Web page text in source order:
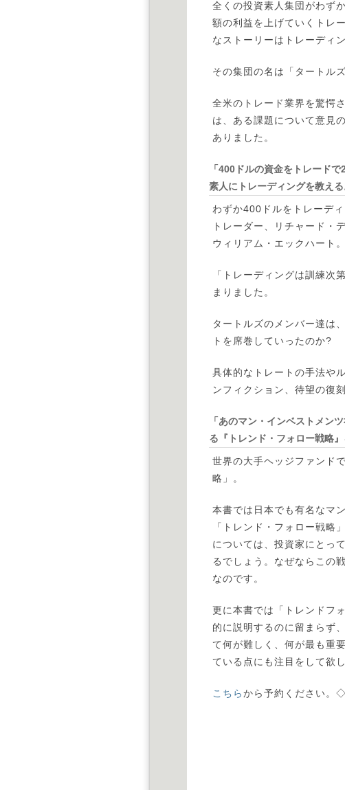
全くの投資素人集団がわず
額の利益を上げていくトレ
なストーリーはトレーディ
その集団の名は「タートルズ
全米のトレード業界を驚愕
は、ある課題について意見
ありました。
「400ドルの資金をトレード
素人にトレーディングを教える
わずか400ドルをトレーデ
トレーダー、リチャード・
ウィリアム・エックハート。
「トレーディングは訓練次
まりました。
タートルズのメンバー達は
トを席巻していったのか?
具体的なトレートの手法や
ンフィクション、待望の復刻
「あのマン・インベストメン
る『トレンド・フォロー戦略』
世界の大手ヘッジファンド
略」。
本書では日本でも有名なマ
「トレンド・フォロー戦略
については、投資家にとっ
るでしょう。なぜならこの
なのです。
更に本書では「トレンドフ
的に説明するのに留まらず
て何が難しく、何が最も重
ている点にも注目をして欲
こちらから予約ください。◇